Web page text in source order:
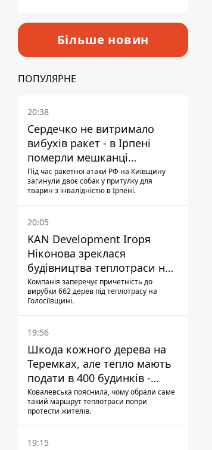
Більше новин
ПОПУЛЯРНЕ
20:38
Сердечко не витримало
вибухів ракет - в Ірпені
померли мешканці
притулку для собак з
інвалідністю
Під час ракетної атаки РФ на Київщину
загинули двоє собак у притулку для
тварин з інвалідністю в Ірпені.
20:05
KAN Development Ігоря
Ніконова зреклася
будівництва теплотраси на
Теремках
Компанія заперечує причетність до
вирубки 662 дерев під теплотрасу на
Голосіївщині.
19:56
Шкода кожного дерева на
Теремках, але тепло мають
подати в 400 будинків -
депутатка Київради
Ковалевська пояснила, чому обрали саме
такий маршрут теплотраси попри
протести жителів.
19:15